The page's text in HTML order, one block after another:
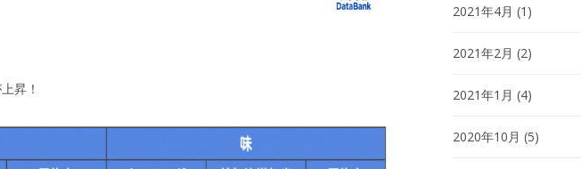
昇！
2021年4月 (1)
2021年2月 (2)
2021年1月 (4)
2020年10月 (5)